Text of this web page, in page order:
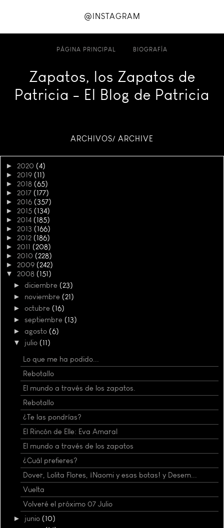
@INSTAGRAM
PÁGINA PRINCIPAL BIOGRAFÍA
Zapatos, los Zapatos de
Patricia - El Blog de Patricia
ARCHIVOS/ ARCHIVE
► 2020 (4)
► 2019 (11)
► 2018 (65)
► 2017 (177)
► 2016 (357)
► 2015 (134)
► 2014 (185)
► 2013 (166)
► 2012 (186)
► 2011 (208)
► 2010 (228)
► 2009 (242)
▼ 2008 (151)
► diciembre (23)
► noviembre (21)
► octubre (16)
► septiembre (13)
► agosto (6)
▼ julio (11)
Lo que me ha podido...
Rebotallo
El mundo a través de los zapatos.
Rebotallo
¿Te las pondrías?
El Rincón de Elle: Eva Amaral
El mundo a través de los zapatos
¿Cuál prefieres?
Dover, Lolita Flores, ¡Naomi y esas botas! y Desem...
Vuelta
Volveré el próximo 07 Julio
► junio (10)